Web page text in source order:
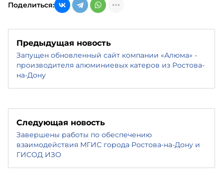
Поделиться:
Предыдущая новость
Запущен обновленный сайт компании «Алюма» -
производителя алюминиевых катеров из Ростова-
на-Дону
Следующая новость
Завершены работы по обеспечению
взаимодействия МГИС города Ростова-на-Дону и
ГИСОД ИЗО